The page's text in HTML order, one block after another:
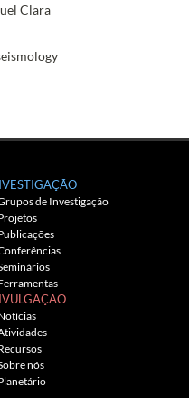
Clara
de Investigação
nós